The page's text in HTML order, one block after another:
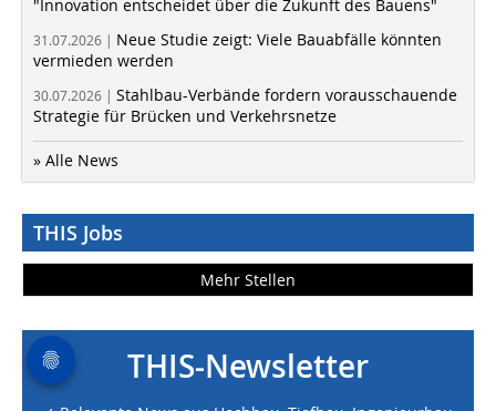
"Innovation entscheidet über die Zukunft des Bauens"
31.07.2026 | Neue Studie zeigt: Viele Bauabfälle könnten
vermieden werden
30.07.2026 | Stahlbau-Verbände fordern vorausschauende
Strategie für Brücken und Verkehrsnetze
» Alle News
THIS Jobs
Mehr Stellen
THIS-Newsletter